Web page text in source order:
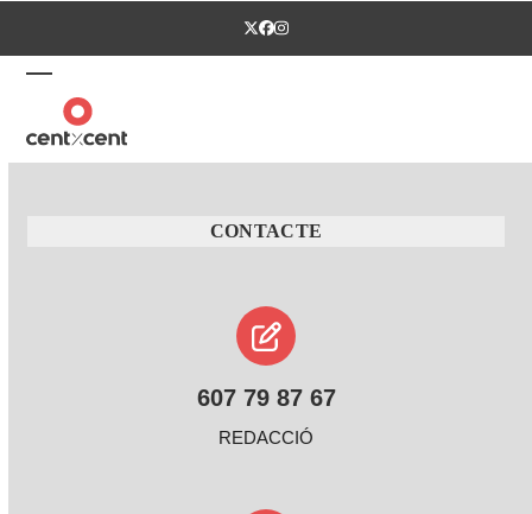
Twitter
Facebook
Instagram
Open
mobile
Close
mobile
CONTACTE
607 79 87 67
REDACCIÓ